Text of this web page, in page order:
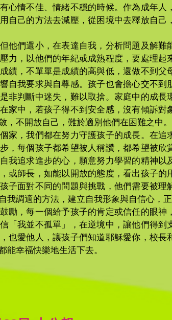
心情不佳、情緒不穩的時候。作為成年人
自己的方法去減壓，從困境中去釋放自己
們還小，在表達自我，分析問題及解難
力，以他們的年紀或成熟程度，要處理起
績，不單單是成績的高與低，還做不到父
自我要求與自尊感。孩子也會擔心交不到
非判斷中迷失，難以取捨。家庭中的成長
家中，若孩子得不到安全感，沒有傾訴對
，不開放自己，難於適別他們在困難之中。
，我們都在努力守護孩子的成長。在追
，每個孩子都希望被人稱讚，都希望被欣
我追求進步的心，願意努力學習的精神以
或師長，如能以開放的態度，看出孩子的
子面對不同的問題與挑戰，他們需要被理
我調適的方法，建立自我形象與自信心，正
，每一個給予孩子的肯定或信任的眼神
「我並不孤單」，在逆境中，讓他們得到
也愛他人，讓孩子們知道耶穌愛你，校長
能幸福快樂地生活下去。